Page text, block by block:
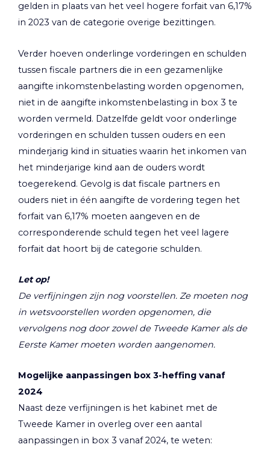
gelden in plaats van het veel hogere forfait van 6,17%
in 2023 van de categorie overige bezittingen.
Verder hoeven onderlinge vorderingen en schulden
tussen fiscale partners die in een gezamenlijke
aangifte inkomstenbelasting worden opgenomen,
niet in de aangifte inkomstenbelasting in box 3 te
worden vermeld. Datzelfde geldt voor onderlinge
vorderingen en schulden tussen ouders en een
minderjarig kind in situaties waarin het inkomen van
het minderjarige kind aan de ouders wordt
toegerekend. Gevolg is dat fiscale partners en
ouders niet in één aangifte de vordering tegen het
forfait van 6,17% moeten aangeven en de
corresponderende schuld tegen het veel lagere
forfait dat hoort bij de categorie schulden.
Let op!
De verfijningen zijn nog voorstellen. Ze moeten nog
in wetsvoorstellen worden opgenomen, die
vervolgens nog door zowel de Tweede Kamer als de
Eerste Kamer moeten worden aangenomen.
Mogelijke aanpassingen box 3-heffing vanaf
2024
Naast deze verfijningen is het kabinet met de
Tweede Kamer in overleg over een aantal
aanpassingen in box 3 vanaf 2024, te weten: